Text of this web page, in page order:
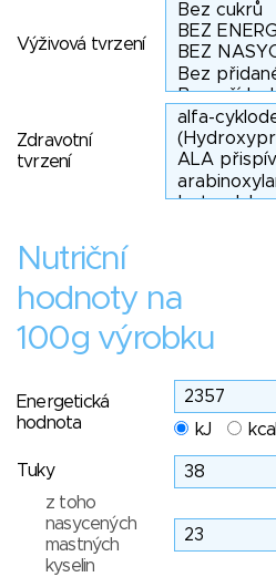
Výživová tvrzení
Zdravotní
tvrzení
Nutriční
hodnoty na
100g výrobku
Energetická
hodnota
kJ kcal
Tuky
z toho
nasycených
mastných
kyselin